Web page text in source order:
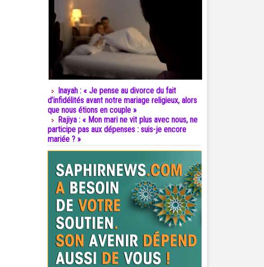
Inayah : « Je pense au divorce du fait
d’infidélités avant notre mariage religieux, alors
que nous étions en couple »
Rajiya : « Mon mari ne vit plus avec nous, ne
participe pas aux dépenses : suis-je encore
mariée ? »